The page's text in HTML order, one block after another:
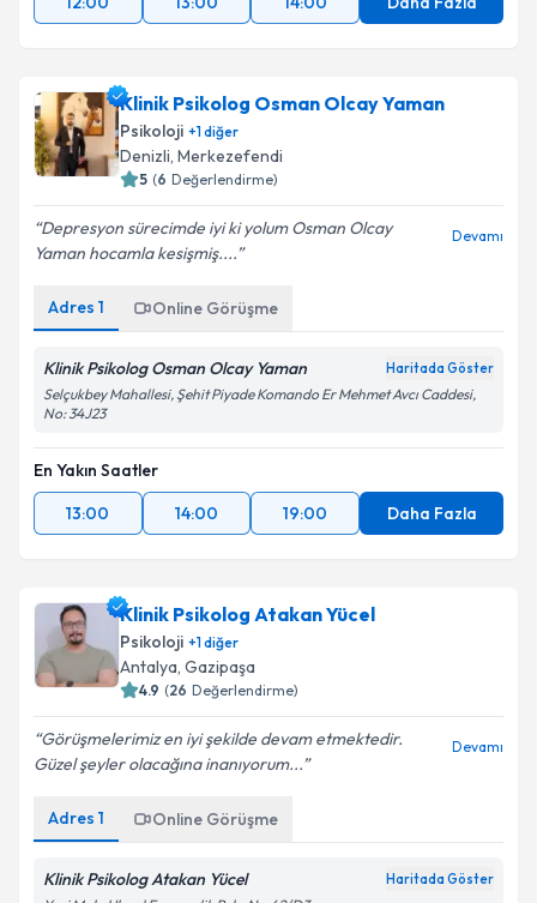
Klinik Psikolog Osman Olcay Yaman
Psikoloji +1diğer
Denizli, Merkezefendi
5 (6 Değerlendirme)
Depresyon sürecimde iyi ki yolum Osman Olcay
Yaman hocamla kesişmiş....
Devamı
Adres 1 Online Görüşme
Klinik Psikolog Osman Olcay Yaman Haritada Göster
Selçukbey Mahallesi, Şehit Piyade Komando Er Mehmet Avcı Caddesi,
No: 34J23
En Yakın Saatler
13:00
14:00 19:00 Daha Fazla
Klinik Psikolog Atakan Yücel
Psikoloji +1diğer
Antalya, Gazipaşa
4.9 (26 Değerlendirme)
Görüşmelerimiz en iyi şekilde devam etmektedir.
Güzel şeyler olacağına inanıyorum...
Devamı
Adres 1 Online Görüşme
Klinik Psikolog Atakan Yücel Haritada Göster